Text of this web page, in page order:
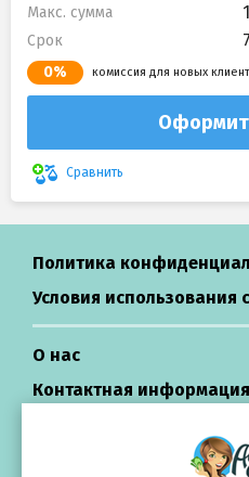
Макс. сумма
Срок
0% комиссия для новых
Сравнить
Политика
Условия использования
О нас
Контактная информация